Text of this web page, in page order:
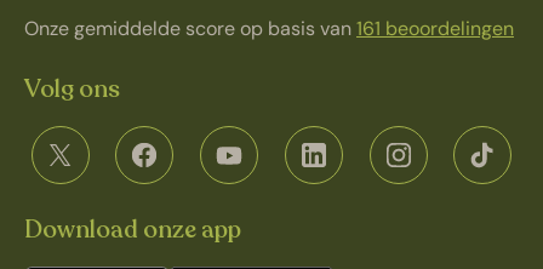
Onze gemiddelde score op basis van161 beoordelingen
Volg ons
Download onze app